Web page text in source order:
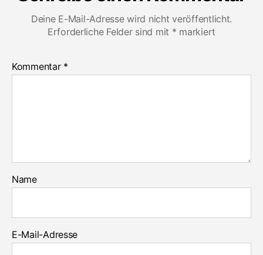
Deine E-Mail-Adresse wird nicht veröffentlicht.
Erforderliche Felder sind mit * markiert
Kommentar *
Name
E-Mail-Adresse